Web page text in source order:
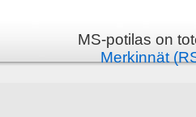
MS-potilas on
Merkinnät